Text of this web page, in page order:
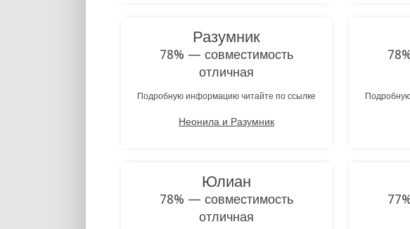
Разумник
78% — совместимость
отличная
Подробную информацию читайте по ссылке
Неонила и Разумник
Юлиан
78% — совместимость
отличная